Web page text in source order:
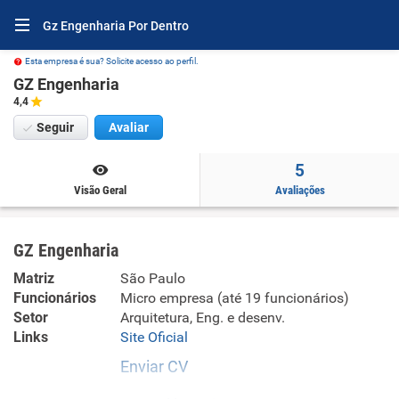
Gz Engenharia Por Dentro
Esta empresa é sua? Solicite acesso ao perfil.
GZ Engenharia
4,4
Seguir Avaliar
Visão Geral
5
Avaliações
GZ Engenharia
Matriz
São Paulo
Funcionários
Micro empresa (até 19 funcionários)
Setor
Arquitetura, Eng. e desenv.
Links
Site Oficial
Enviar CV